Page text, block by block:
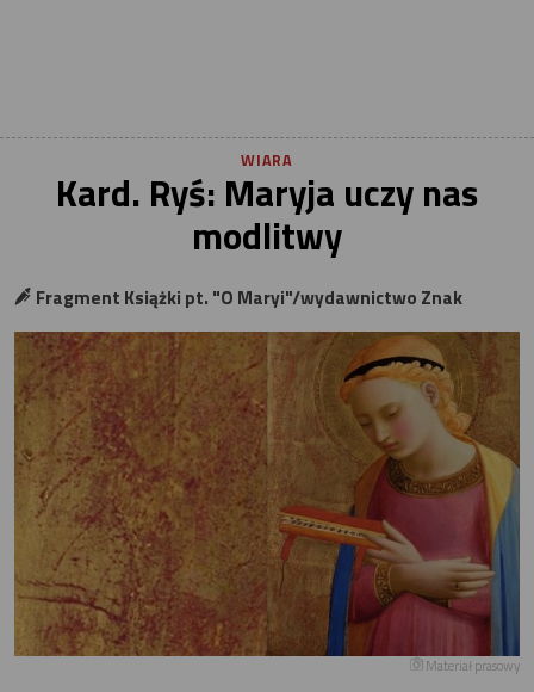
WIARA
Kard. Ryś: Maryja uczy nas
modlitwy
Fragment Książki pt. "O Maryi"/wydawnictwo Znak
Materiał prasowy